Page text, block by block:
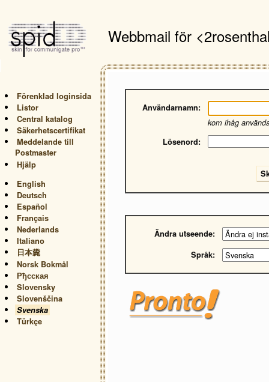
Webbmail för
Förenklad loginsida
Listor
Central katalog
Säkerhetscertifikat
Meddelande till
Postmaster
Hjälp
English
Deutsch
Español
Français
Nederlands
Italiano
日本麊
Norsk Bokmål
Рђсская
Slovensky
Slovenščina
Svenska
Türkçe
Användarnamn:
kom ihåg
Lösenord:
Ändra utseende:
Språk: